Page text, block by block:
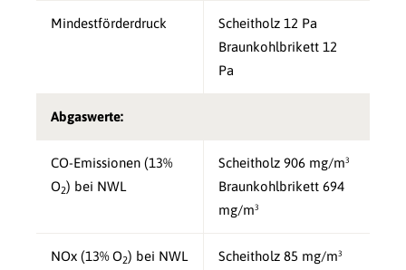
Mindestförderdruck
Scheitholz 12 Pa
Braunkohlbrikett 12
Pa
Abgaswerte:
CO-Emissionen (13%
O2) bei NWL
Scheitholz 906 mg/m³
Braunkohlbrikett 694
mg/m³
NOx (13% O2) bei NWL
Scheitholz 85 mg/m³